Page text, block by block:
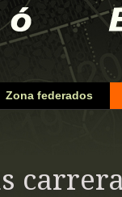
Zona federados